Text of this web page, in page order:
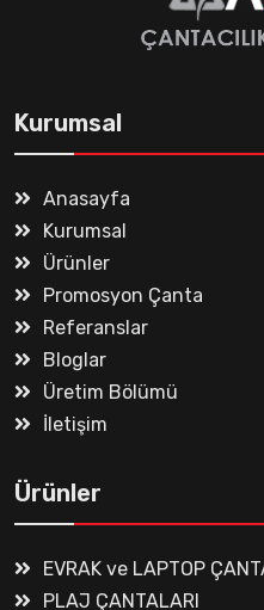
Kurumsal
Anasayfa
Kurumsal
Ürünler
Promosyon Çanta
Referanslar
Bloglar
Üretim Bölümü
İletişim
Ürünler
EVRAK ve LAPTOP
PLAJ ÇANTALARI